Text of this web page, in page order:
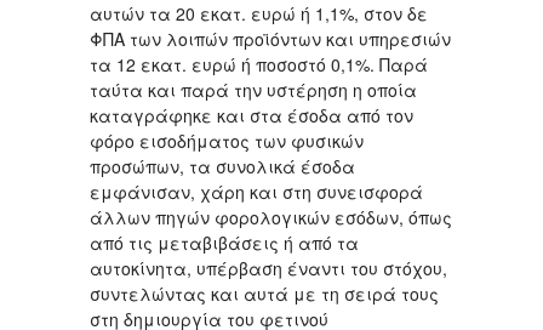
αυτών τα 20 εκατ. ευρώ ή 1,1%, στον δε
ΦΠΑ των λοιπών προϊόντων και υπηρεσιών
τα 12 εκατ. ευρώ ή ποσοστό 0,1%. Παρά
ταύτα και παρά την υστέρηση η οποία
καταγράφηκε και στα έσοδα από τον
φόρο εισοδήματος των φυσικών
προσώπων, τα συνολικά έσοδα
εμφάνισαν, χάρη και στη συνεισφορά
άλλων πηγών φορολογικών εσόδων, όπως
από τις μεταβιβάσεις ή από τα
αυτοκίνητα, υπέρβαση έναντι του στόχου,
συντελώντας και αυτά με τη σειρά τους
στη δημιουργία του φετινού